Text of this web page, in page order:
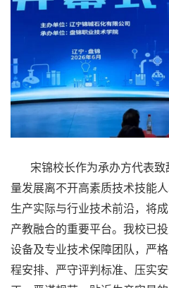
宋锦校长作为承办方代表
量发展离不开高素质技术技能
生产实际与行业技术前沿，将
产教融合的重要平台。我校已
设备及专业技术保障团队，严
程安排、严守评判标准、压实